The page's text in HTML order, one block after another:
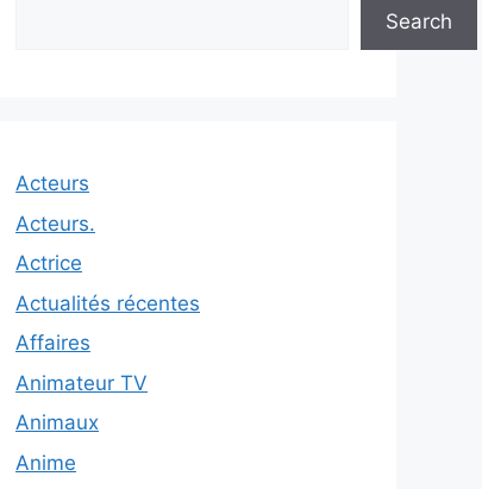
Search
Acteurs
Acteurs.
Actrice
Actualités récentes
Affaires
Animateur TV
Animaux
Anime